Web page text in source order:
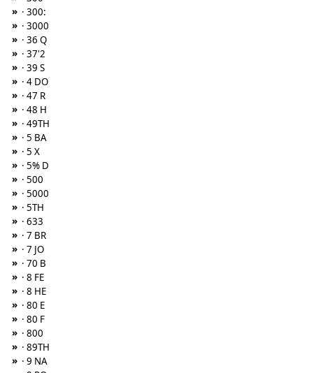
» · 300:
» · 3000
» · 36 Q
» · 37'2
» · 39 S
» · 4 DO
» · 47 R
» · 48 H
» · 49TH
» · 5 BA
» · 5 X
» · 5% D
» · 500
» · 5000
» · 5TH
» · 633
» · 7 BR
» · 7 JO
» · 70 B
» · 8 FE
» · 8 HE
» · 80 E
» · 80 F
» · 800
» · 89TH
» · 9 NA